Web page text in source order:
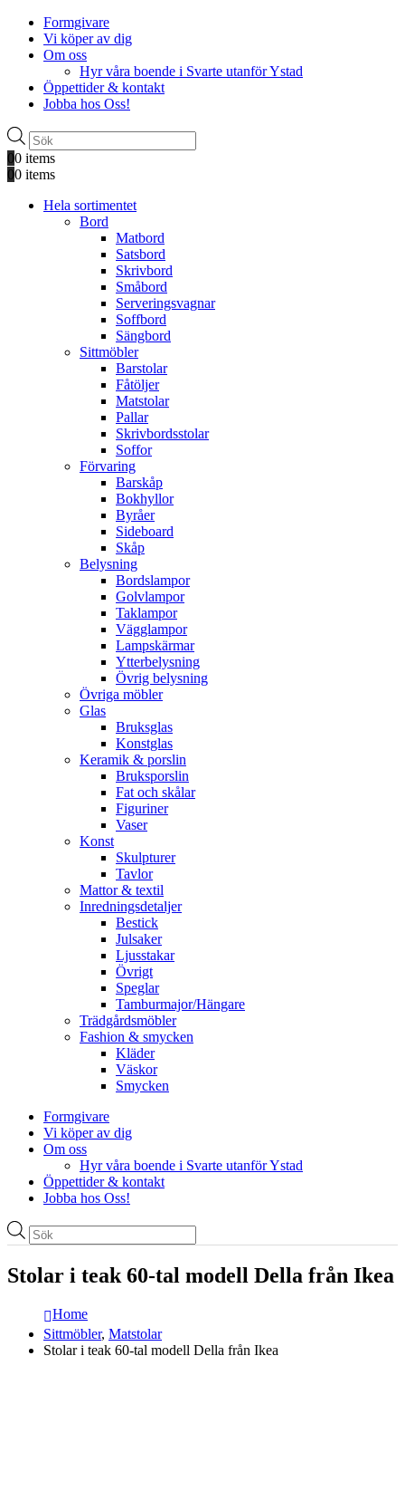
Formgivare
Vi köper av dig
Om oss
Hyr våra boende i Svarte utanför Ystad
Öppettider & kontakt
Jobba hos Oss!
Produktsökning
00 items
00 items
Hela sortimentet
Bord
Matbord
Satsbord
Skrivbord
Småbord
Serveringsvagnar
Soffbord
Sängbord
Sittmöbler
Barstolar
Fåtöljer
Matstolar
Pallar
Skrivbordsstolar
Soffor
Förvaring
Barskåp
Bokhyllor
Byråer
Sideboard
Skåp
Belysning
Bordslampor
Golvlampor
Taklampor
Vägglampor
Lampskärmar
Ytterbelysning
Övrig belysning
Övriga möbler
Glas
Bruksglas
Konstglas
Keramik & porslin
Bruksporslin
Fat och skålar
Figuriner
Vaser
Konst
Skulpturer
Tavlor
Mattor & textil
Inredningsdetaljer
Bestick
Julsaker
Ljusstakar
Övrigt
Speglar
Tamburmajor/Hängare
Trädgårdsmöbler
Fashion & smycken
Kläder
Väskor
Smycken
Formgivare
Vi köper av dig
Om oss
Hyr våra boende i Svarte utanför Ystad
Öppettider & kontakt
Jobba hos Oss!
Produktsökning
Stolar i teak 60-tal modell Della från Ikea
Home
Sittmöbler, Matstolar
Stolar i teak 60-tal modell Della från Ikea